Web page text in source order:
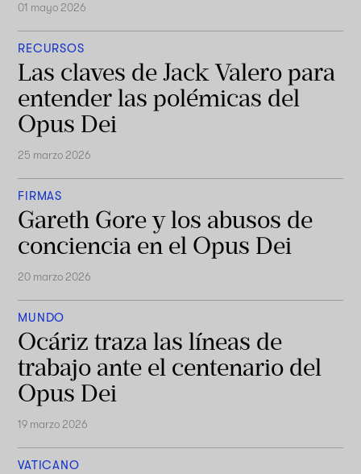
01 mayo 2026
RECURSOS
Las claves de Jack Valero para
entender las polémicas del
Opus Dei
25 marzo 2026
FIRMAS
Gareth Gore y los abusos de
conciencia en el Opus Dei
20 marzo 2026
MUNDO
Ocáriz traza las líneas de
trabajo ante el centenario del
Opus Dei
19 marzo 2026
VATICANO